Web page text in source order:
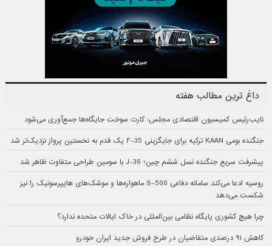
داغ ترین مطالب هفته
نایب‌رئیس کمیسیون اقتصادی مجلس: کارت سوخت جایگاه‌ها جمع‌آوری می‌شود
جنگنده بومی KAAN ترکیه برای جایگزینی F-35 یک قدم به نخستین پرواز نزدیک‌تر شد
پیشرفت سریع جنگنده نسل ششم چین؛ J-36 با سومین طراحی متفاوت ظاهر شد
روسیه ادعا می‌کند سامانه دفاعی S-500 ماهواره‌ها و موشک‌های هایپرسونیک را نیز
شکست می‌دهد
چرا هیچ کشوری پایگاه نظامی بین‌المللی در خاک ایالات متحده ندارد؟
کاهش ۹۱ درصدی متقاضیان در طرح فروش جدید ایران خودرو